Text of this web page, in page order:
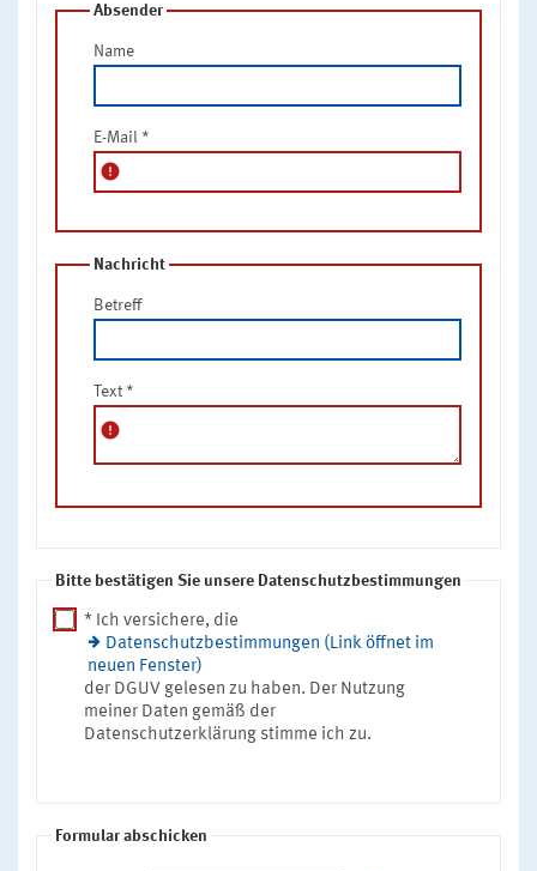
Absender
Name
E-Mail *
error
Nachricht
Betreff
Text *
error
Bitte bestätigen Sie unsere Datenschutzbestimmungen
* Ich versichere, die
Datenschutzbestimmungen (Link öffnet im
neuen Fenster)
der DGUV gelesen zu haben. Der Nutzung
meiner Daten gemäß der
Datenschutzerklärung stimme ich zu.
Formular abschicken